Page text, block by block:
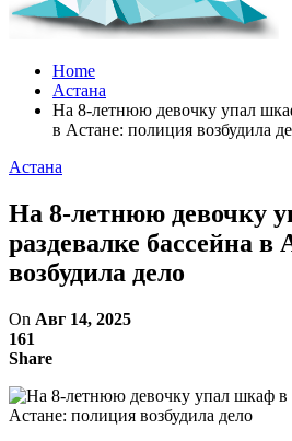
Home
Астана
На 8-летнюю девочку упал
в Астане: полиция возбудила
Астана
На 8-летнюю девочку
раздевалке бассейна
возбудила дело
On Авг 14, 2025
161
Share